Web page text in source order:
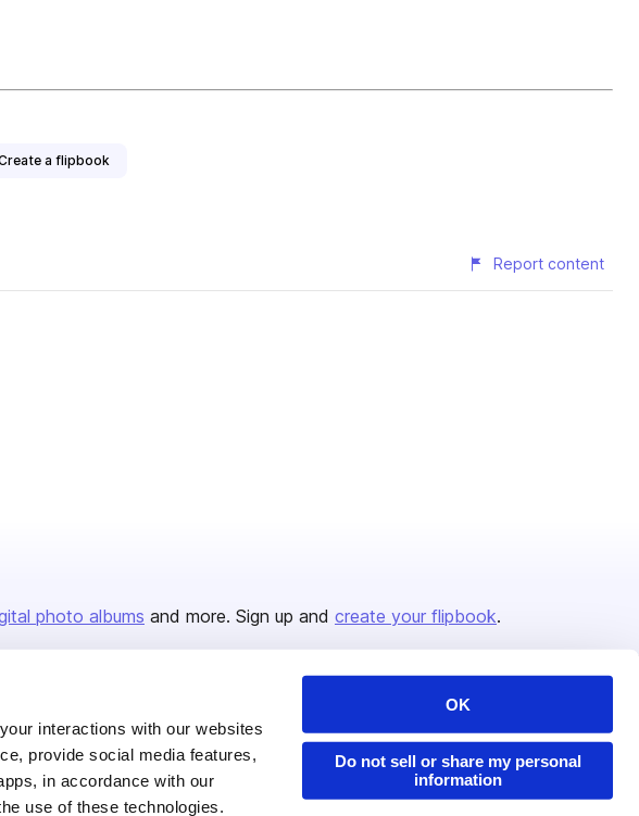
interactions with our websites
provide social media features,
in accordance with our
use of these technologies.
OK
Do not sell or share my personal
information
a flipbook
Report content
photo albums and more. Sign up and create your flipbook.
Issuu Platform
Content Types
Features
Developers